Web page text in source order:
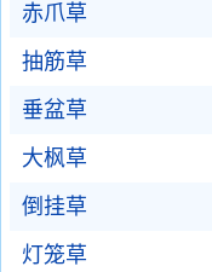
赤爪草
抽筋草
垂盆草
大枫草
倒挂草
灯笼草